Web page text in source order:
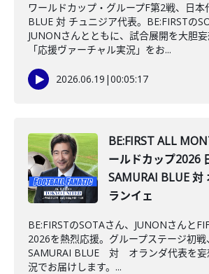
ワールドカップ・グループF第2戦、日本
BLUE 対 チュニジア代表。BE:FIRSTの
JUNONさんとともに、試合展開を大胆
「応援ヴァーチャル実況」をお...
2026.06.19 |00:05:17
BE:FIRST ALL
ールドカップ2026
SAMURAI BLUE 対
ランイェ
BE:FIRSTのSOTAさん、JUNONさんと
2026を熱烈応援。グループステージ初戦
SAMURAI BLUE 対 オランダ代表を妄
況でお届けします。...